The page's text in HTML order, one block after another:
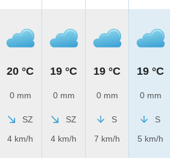
20 °C
0 mm
SZ
4 km/h
19 °C
0 mm
SZ
4 km/h
19 °C
0 mm
S
7 km/h
19 °C
0 mm
S
5 km/h